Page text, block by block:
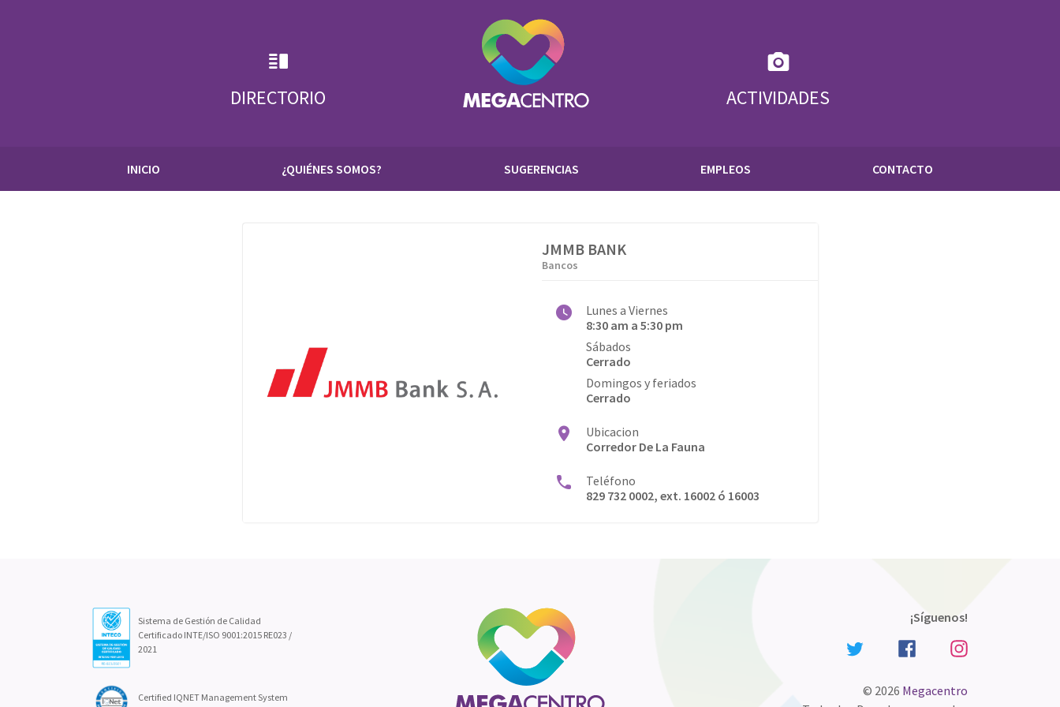
DIRECTORIO ACTIVIDADES
INICIO ¿QUIÉNES SOMOS? SUGERENCIAS EMPLEOS CONTACTO
JMMB BANK
Bancos
Lunes a Viernes
8:30 am a 5:30 pm
Sábados
Cerrado
Domingos y feriados
Cerrado
Ubicacion
Corredor De La Fauna
Teléfono
829 732 0002, ext. 16002 ó 16003
Sistema de Gestión de Calidad
Certificado INTE/ISO 9001:2015 RE023 /
2021
Certified IQNET Management System
¡Síguenos!
© 2026 Megacentro